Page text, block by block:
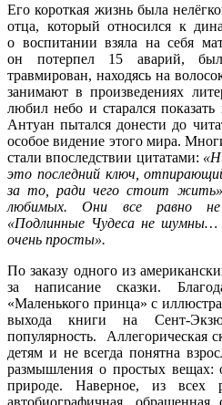
Его короткая жизнь была
отца, который относился к
о воспитании взяла на себя
он потерпел 15 аварий, был
травмирован, находясь на
занимают в произведениях
любил небо и старался
Антуан пытался донести до
особое видение этого мира.
стали впоследствии цитатами:
это последний ключ,
за то, ради чего стоит
любимых. Они все равно
«Подлинные Чудеса не
очень просты».
По заказу одного из
за написание сказки.
«Маленького принца» с
выхода книги на Сент-
популярность. Аллегорическая
детям и не всегда понятна
размышления о простых вещах:
природе. Наверное, из всех
автобиографичная,